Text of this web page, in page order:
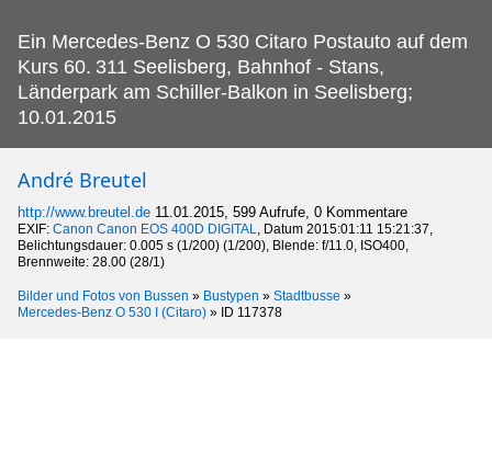
Ein Mercedes-Benz O 530 Citaro Postauto auf dem
Kurs 60. 311 Seelisberg, Bahnhof - Stans,
Länderpark am Schiller-Balkon in Seelisberg;
10.01.2015
André Breutel
http://www.breutel.de 11.01.2015, 599 Aufrufe, 0 Kommentare
EXIF: Canon Canon EOS 400D DIGITAL, Datum 2015:01:11 15:21:37,
Belichtungsdauer: 0.005 s (1/200) (1/200), Blende: f/11.0, ISO400,
Brennweite: 28.00 (28/1)
Bilder und Fotos von Bussen » Bustypen » Stadtbusse »
Mercedes-Benz O 530 I (Citaro) » ID 117378